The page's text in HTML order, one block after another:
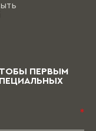
ПЕРВЫМ
*